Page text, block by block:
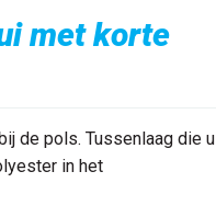
met korte
de pols. Tussenlaag die u
in het